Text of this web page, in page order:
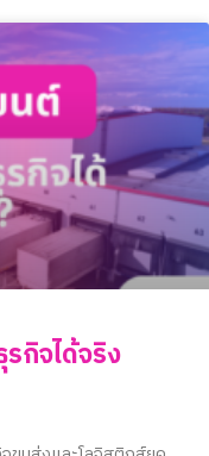
กิจได้จริง